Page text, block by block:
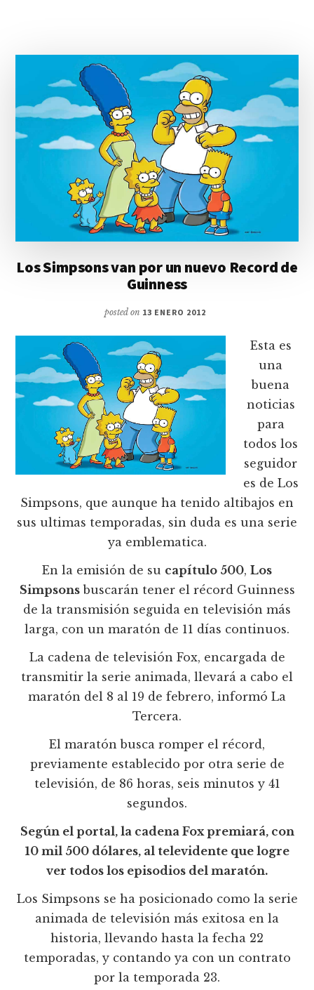
Los Simpsons van por un nuevo Record de
Guinness
posted on 13 ENERO 2012
Esta es
una
buena
noticias
para
todos los
seguidor
es de Los
Simpsons, que aunque ha tenido altibajos en
sus ultimas temporadas, sin duda es una serie
ya emblematica.
En la emisión de su capítulo 500, Los
Simpsonsbuscarán tener el récord Guinness
de la transmisión seguida en televisión más
larga, con un maratón de 11 días continuos.
La cadena de televisión Fox, encargada de
transmitir la serie animada, llevará a cabo el
maratón del 8 al 19 de febrero, informó La
Tercera.
El maratón busca romper el récord,
previamente establecido por otra serie de
televisión, de 86 horas, seis minutos y 41
segundos.
Según el portal, la cadena Fox premiará, con
10 mil 500 dólares, al televidente que logre
ver todos los episodios del maratón.
Los Simpsons se ha posicionado como la serie
animada de televisión más exitosa en la
historia, llevando hasta la fecha 22
temporadas, y contando ya con un contrato
por la temporada 23.